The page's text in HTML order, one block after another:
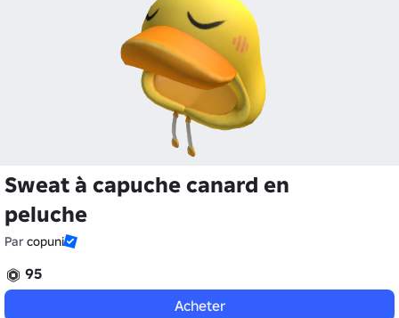
Sweat à capuche canard en
peluche
Parcopuni
95
Acheter